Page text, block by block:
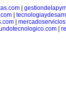
|
|